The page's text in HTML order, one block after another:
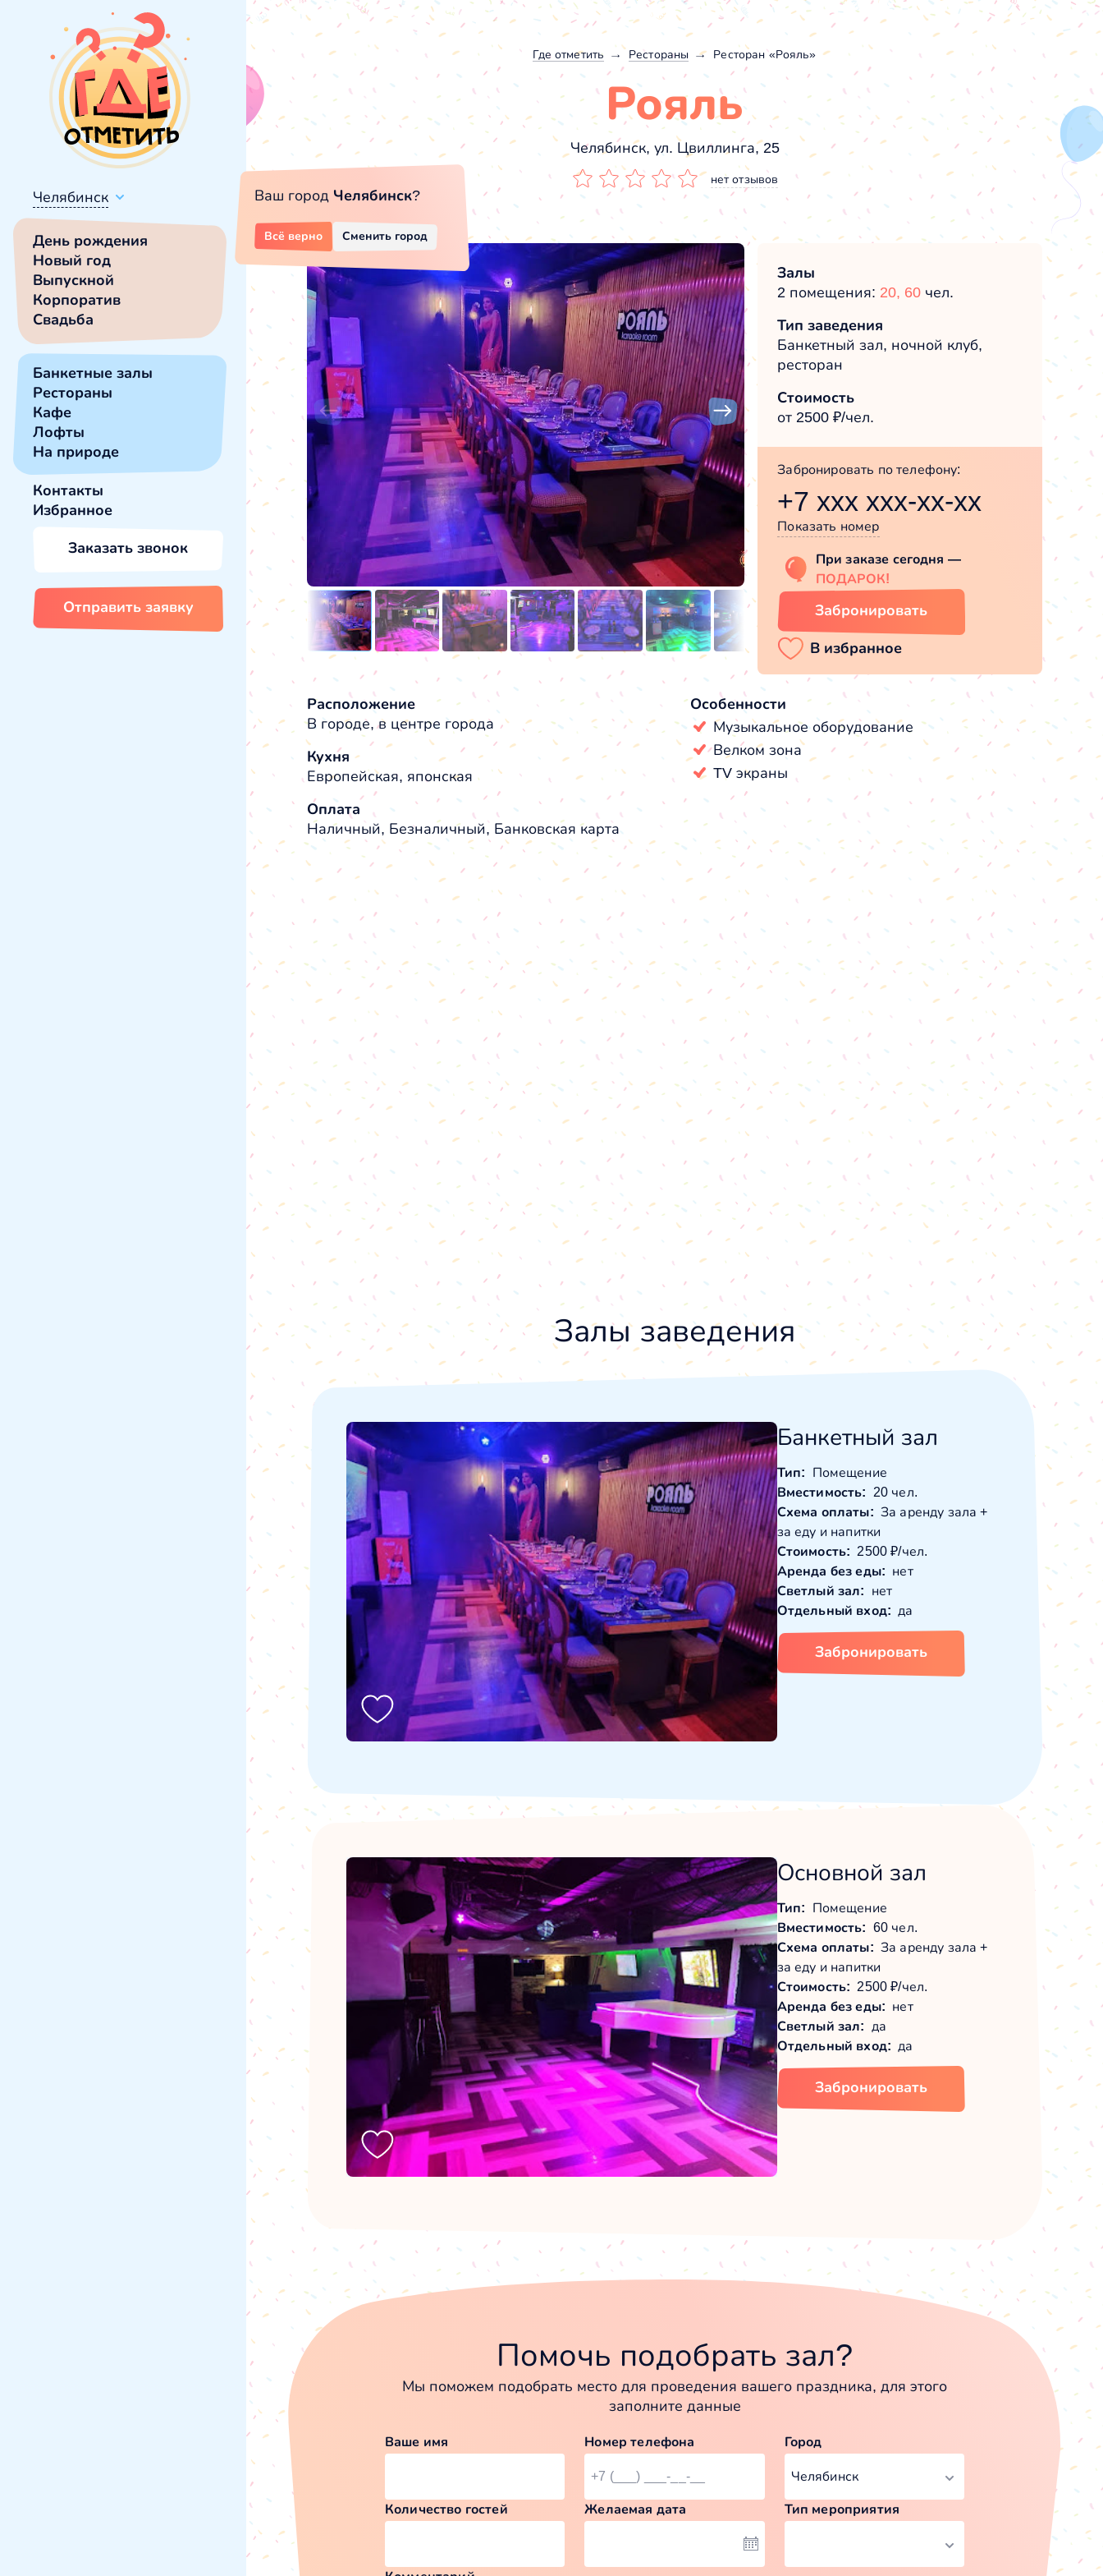
Челябинск
День рождения
Новый год
Выпускной
Корпоратив
Свадьба
Банкетные залы
Рестораны
Кафе
Лофты
На природе
Контакты
Избранное
Заказать звонок
Отправить заявку
Где отметить Рестораны Ресторан «Рояль»
Рояль
Челябинск, ул. Цвиллинга, 25
нет отзывов
Залы
2 помещения: 20, 60 чел.
Тип заведения
Банкетный зал, ночной клуб,
ресторан
Стоимость
от 2500 ₽/чел.
Забронировать по телефону:
+7 xxx xxx-xx-xx
Показать номер
При заказе сегодня —
ПОДАРОК!
Забронировать
Расположение
В городе, в центре города
Кухня
Европейская, японская
Оплата
Наличный, Безналичный, Банковская карта
Особенности
Музыкальное оборудование
Велком зона
TV экраны
Залы заведения
Банкетный зал
Тип:
Помещение
Вместимость:
20 чел.
Схема оплаты: За аренду зала +
за еду и напитки
Стоимость: 2500 ₽/чел.
Аренда без еды: нет
Светлый зал:
нет
Отдельный вход: да
Забронировать
Основной зал
Тип:
Помещение
Вместимость: 60 чел.
Схема оплаты: За аренду зала +
за еду и напитки
Стоимость: 2500 ₽/чел.
Аренда без еды: нет
Светлый зал:
да
Отдельный вход: да
Забронировать
Помочь подобрать зал?
Мы поможем подобрать место для проведения вашего праздника, для этого
заполните данные
Ваше имя Номер телефона Город
Количество гостей Желаемая дата Тип мероприятия
Ваш город Челябинск?
Всё верно Сменить город